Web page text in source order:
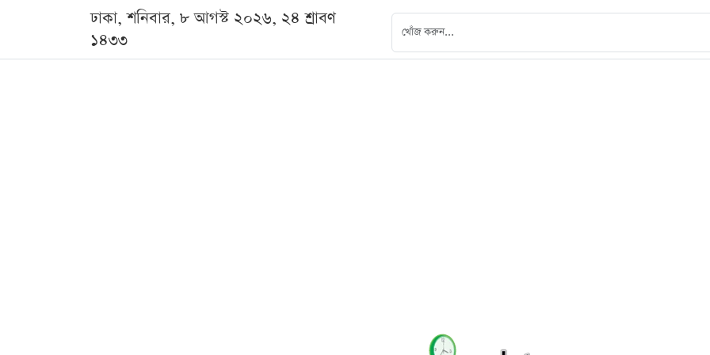
ঢাকা, শনিবার, ৮ আগস্ট ২০২৬, ২৪ শ্রাবণ
১৪৩৩